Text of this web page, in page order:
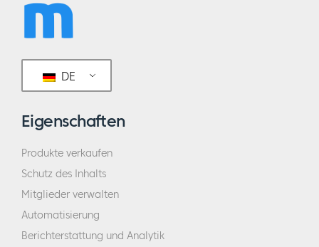
DE
Eigenschaften
Produkte verkaufen
Schutz des Inhalts
Mitglieder verwalten
Automatisierung
Berichterstattung und Analytik